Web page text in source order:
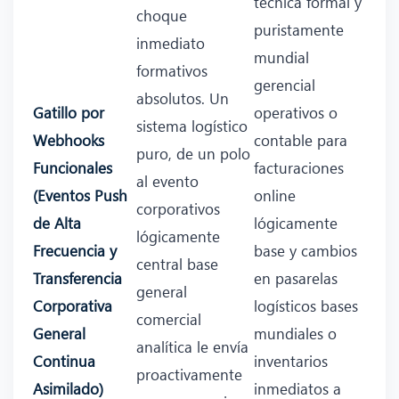
Gatillo por
Webhooks
Funcionales
(Eventos Push
de Alta
Frecuencia y
Transferencia
Corporativa
General
Continua
Asimilado)
choque
inmediato
formativos
absolutos. Un
sistema logístico
puro, de un polo
al evento
corporativos
lógicamente
central base
general
comercial
analítica le envía
proactivamente
puristamente
mundial
gerencial
operativos o
contable para
facturaciones
online
lógicamente
base y cambios
en pasarelas
logísticos bases
mundiales o
inventarios
inmediatos a